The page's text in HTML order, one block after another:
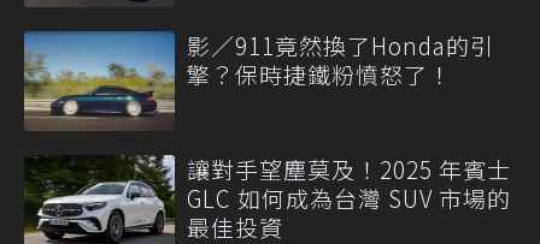
影／911竟然換了Honda的引
擎？保時捷鐵粉憤怒了！
讓對手望塵莫及！2025 年賓士
GLC 如何成為台灣 SUV 市場的
最佳投資